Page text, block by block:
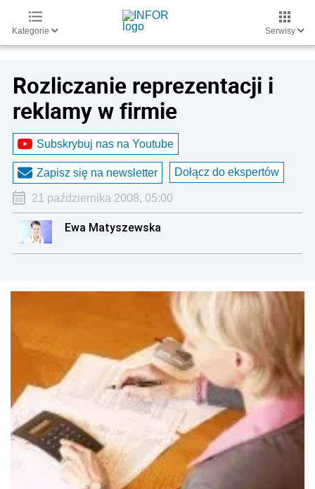
Kategorie Serwisy
Rozliczanie reprezentacji i
reklamy w firmie
Subskrybuj nas na Youtube
Zapisz się na newsletter Dołącz do ekspertów
21 października 2008, 05:00
Ewa Matyszewska